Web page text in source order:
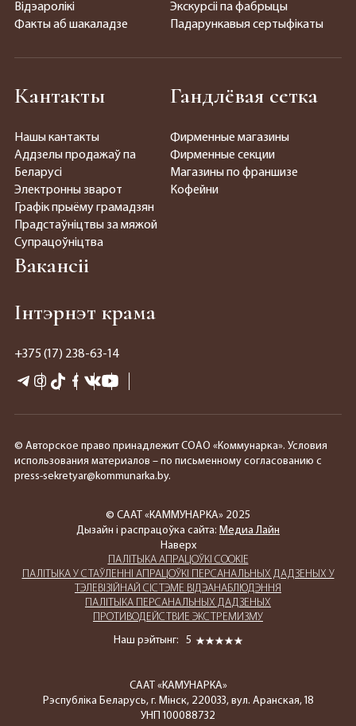
СААТ «КАМУНАРКА»
Рэспубліка Беларусь, г. Мінск, 220033, вул. Аранская, 18
УНП 100088732
ПАЛIТЫКА АПРАЦОЎКІ COOKIE
ПАЛIТЫКА У СТАЎЛЕННІ АПРАЦОЎКІ ПЕРСАНАЛЬНЫХ ДАДЗЕНЫХ У
ТЭЛЕВІЗІЙНАЙ СІСТЭМЕ ВІДЭАНАБЛЮДЭННЯ
ПАЛIТЫКА ПЕРСАНАЛЬНЫХ ДАДЗЕНЫХ
ПРОТИВОДЕЙСТВИЕ ЭКСТРЕМИЗМУ
Наш рэйтынг:
5
Відэаролікі
Факты аб шакаладзе
Экскурсіі па фабрыцы
Падарункавыя сертыфікаты
Кантакты
Нашы кантакты
Аддзелы продажаў па
Беларусі
Электронны зварот
Графік прыёму грамадзян
Прадстаўніцтвы за мяжой
Супрацоўніцтва
Гандлёвая сетка
Фирменные магазины
Фирменные секции
Магазины по франшизе
Кофейни
Вакансіі
Інтэрнэт крама
+375 (17) 238-63-14
© Авторское право принадлежит СОАО «Коммунарка». Условия
использования материалов – по письменному согласованию с
press-sekretyar@kommunarka.by.
© СААТ «КАММУНАРКА» 2025
Дызайн і распрацоўка сайта: Медиа Лайн
Наверх